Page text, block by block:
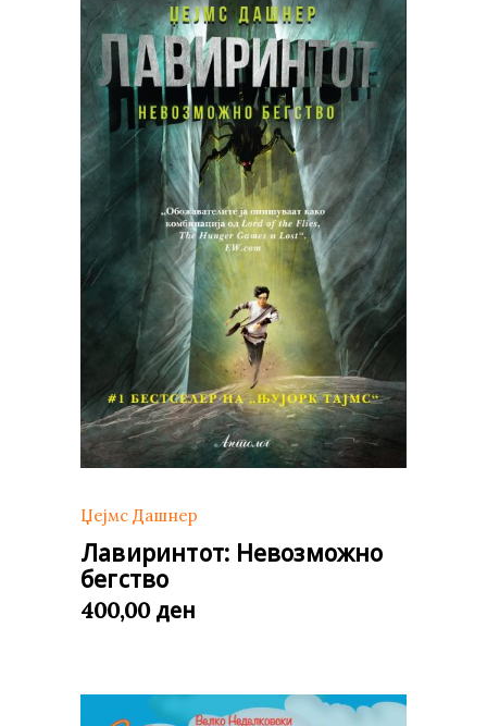
Џејмс Дашнер
Лавиринтот: Невозможно
бегство
400,00 ден